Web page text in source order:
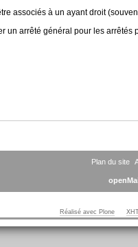
associés à un ayant droit
un arrêté général pour les
Plan du site
Réalisé avec Plone